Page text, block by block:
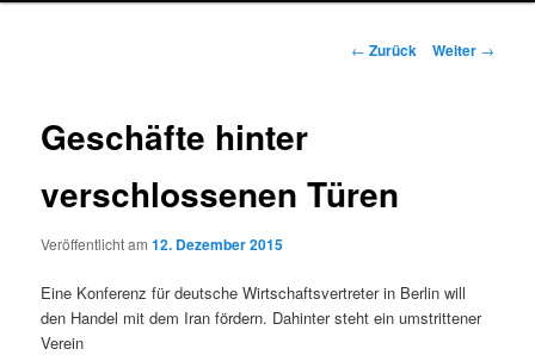
Beitragsnavigation
← Zurück Weiter →
Geschäfte hinter
verschlossenen Türen
Veröffentlicht am12. Dezember 2015
Eine Konferenz für deutsche Wirtschaftsvertreter in Berlin will
den Handel mit dem Iran fördern. Dahinter steht ein umstrittener
Verein